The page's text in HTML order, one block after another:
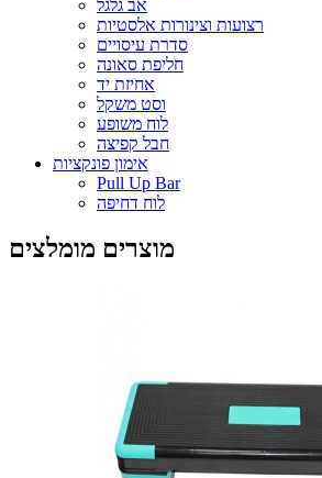
אב גלגל
רצועות וצינורות אלסטיות
סדרת עיסויים
חליפת סאונה
אחיזת יד
וסט משקל
לוח משופע
חבל קפיצה
אימון פונקציות
Pull Up Bar
לוח דחיפה
מוצרים מומלצים